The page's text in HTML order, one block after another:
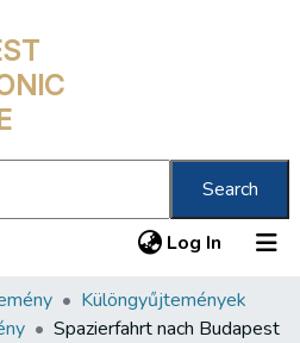
Search
Log In (current)
Különgyűjtemények
Spazierfahrt nach Budapest